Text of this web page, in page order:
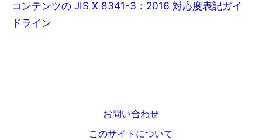
コンテンツの JIS X 8341-3：2016 対応度表記ガイ
ドライン
お問い合わせ
このサイトについて